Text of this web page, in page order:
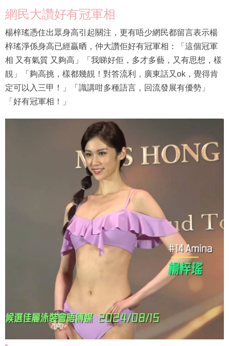
網民大讚好有冠軍相
楊梓瑤憑住出眾身高引起關注，更有唔少網民都留言表示楊
梓瑤淨係身高已經贏晒，仲大讚佢好有冠軍相：「這個冠軍
相 又有氣質 又夠高」「我睇好佢，多才多藝，又有思想，樣
靚」「夠高挑，樣都幾靚！對答流利，廣東話又ok，覺得肯
定可以入三甲！」「識講咁多種語言，回流發展有優勢」
「好有冠軍相！」